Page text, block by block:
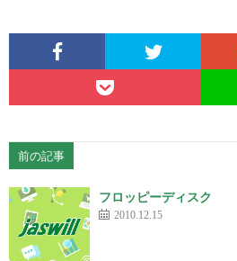
前の記事
フロッピーディスク
2010.12.15